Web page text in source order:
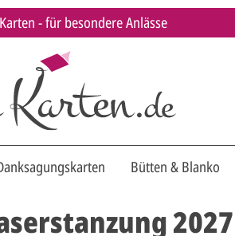
- für besondere Anlässe
Bütten & Blanko